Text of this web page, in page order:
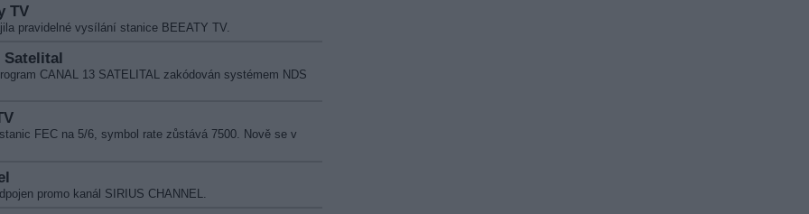
TV
pravidelné vysílání stanice BEEATY TV.
Satelital
CANAL 13 SATELITAL zakódován systémem NDS
FEC na 5/6, symbol rate zůstává 7500. Nově se v
promo kanál SIRIUS CHANNEL.